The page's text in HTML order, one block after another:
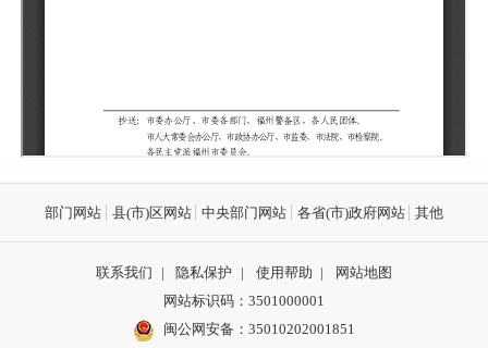
部门网站 县(市)区网站 中央部门网站 各省(市)政府网站 其他
联系我们 | 隐私保护 | 使用帮助 |
网站地图
网站标识码：3501000001
闽公网安备： 35010202001851